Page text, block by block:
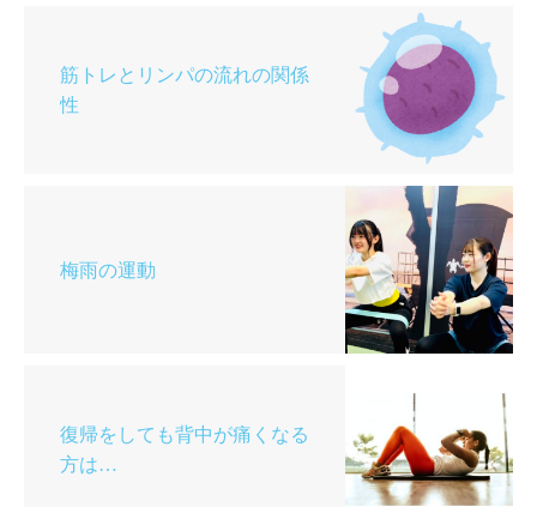
筋トレとリンパの流れの関係
性
梅雨の運動
復帰をしても背中が痛くなる
方は…